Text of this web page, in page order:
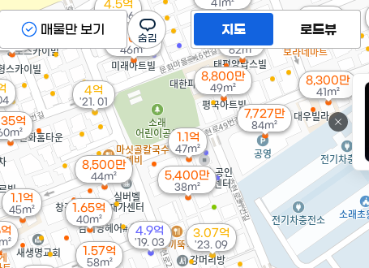
8,800만
49m²
9,000만
46m²
8,300만
41m²
1.23억
41m²
8,500만
44m²
4.5억
'25. 06
억
1.65억
40m²
3.07억
'23. 09
1.1억
45m²
1.57억
58m²
7,727만
84m²
1.1억
47m²
1.35억
62m²
4억
'21. 01
5,400만
38m²
4.9억
'19. 03
'16. 04
지도 로드뷰
매물만 보기